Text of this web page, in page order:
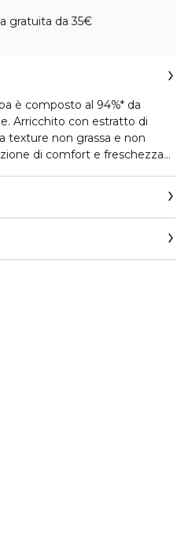
gratuita da 35€
è composto al 94%* da
Arricchito con estratto di
texture non grassa e non
di comfort e freschezza
penetra con rapidità
dalle note fresche e